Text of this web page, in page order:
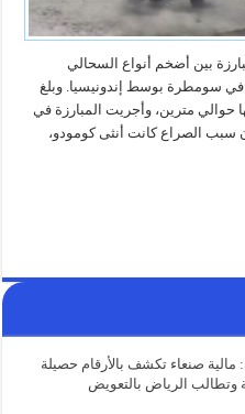
بين أضخم أنواع السحالي
في سومطرة بوسط إندونيسيا. وبلغ
من 80 كغ، وطولها حوالي مترين، وأجريت المبارزة في
سبب الصراع كانت أنثى كومودو،
مالية صنعاء تكشف بالأرقام حصيلة
وتطالب الرياض بالتعويض